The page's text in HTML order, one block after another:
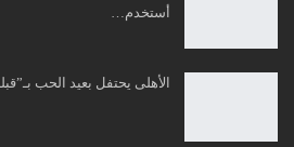
أستخدم…
الأهلى يحتفل بعيد الحب